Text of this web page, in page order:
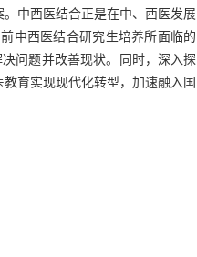
中西医结合正是在中、西医发
中西医结合研究生培养所面临
问题并改善现状。同时，深入
育实现现代化转型，加速融入